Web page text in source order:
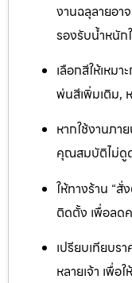
งานฉลุลายอา
รองรับน้ำหนัก
เลือกสีให้เหม
พ่นสีเพิ่มเติม,
หากใช้งานภ
คุณสมบัติไม่ดู
ให้ทางร้าน “
ติดตั้ง เพื่อลดค
เปรียบเทียบร
หลายเจ้า เพื่อ